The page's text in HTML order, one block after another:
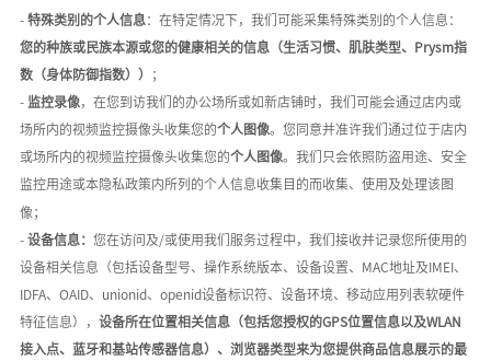
- 特殊类别的个人信息 ：在特定情况下，我们可能采集特殊类别的个人信息：
您的种族或民族本源或您的健康相关的信息 （生活习惯、肌肤类型、 Prysm指
数（身体防御指数）） ；
- 监控录像，在您到访我们的办公场所或如新店铺时，我们可能会通过店内或
场所内的视频监控摄像头收集您的个人图像。您同意并准许我们通过位于店内
或场所内的视频监控摄像头收集您的个人图像。我们只会依照防盗用途、安全
监控用途或本隐私政策内所列的个人信息收集目的而收集、使用及处理该图
像；
- 设备信息： 您在访问及/或使用我们服务过程中，我们接收并记录您所使用的
设备相关信息（包括设备型号、操作系统版本、设备设置、MAC地址及IMEI、
IDFA、OAID、unionid、openid设备标识符、设备环境、移动应用列表软硬件
特征信息）， 设备所在位置相关信息 （包括您授权的GPS位置信息以及WLAN
接入点、蓝牙和基站传感器信息） 、浏览器类型来为您提供商品信息展示的最